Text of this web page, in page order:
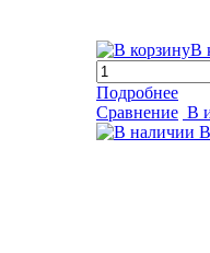
В
Подробнее
Сравнение В